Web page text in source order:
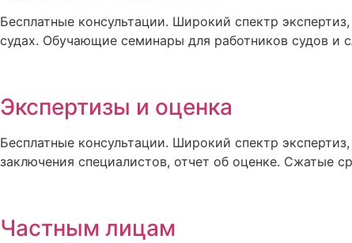
Бесплатные консультации. Широкий спектр
судах. Обучающие семинары для работников судов и
Экспертизы и оценка
Бесплатные консультации. Широкий спектр
заключения специалистов, отчет об оценке. Сжатые
Частным лицам